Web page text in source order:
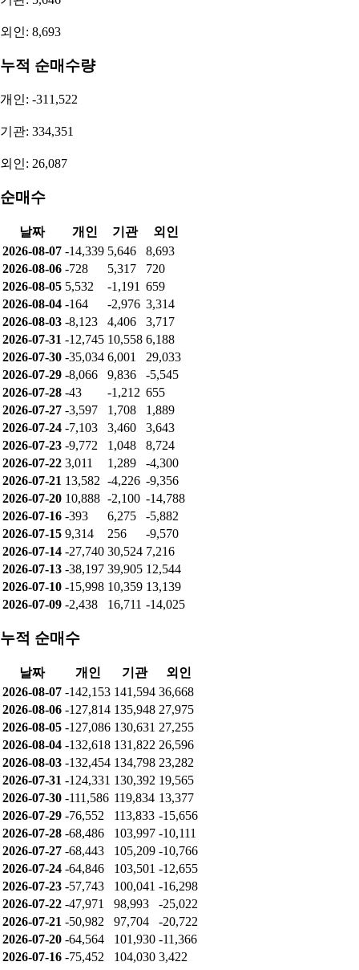
2025
연간 (YoY)
2024
연간 (YoY)
2023
연간 (YoY)
2022
연간 (YoY)
2025.4Q 분기 (QoQ)
2025.3Q 분기 (QoQ)
순매수량
개인: -14,339
기관: 5,646
외인: 8,693
누적 순매수량
개인: -311,522
기관: 334,351
외인: 26,087
순매수
날짜 개인 기관
외인
2026-08-07 -14,339 5,646
8,693
2026-08-06 -728 5,317
720
2026-08-05 5,532 -1,191 659
2026-08-03 -8,123
2026-07-30
-35,034 6,001
29,033
2026-07-29 -8,066 9,836
-5,545
2026-07-28 -43 -1,212 655
2026-07-27 -3,597 1,708
1,889
2026-07-24 -7,103 3,460
3,643
2026-07-23 -9,772 1,048
8,724
2026-07-22 3,011 1,289
-4,300
2026-07-21 13,582 -4,226 -9,356
2026-07-20 10,888 -2,100 -14,788
2026-07-16 -393 6,275
-5,882
2026-07-15 9,314 256
-9,570
2026-07-14 -27,740 30,524 7,216
2026-07-13 -38,197 39,905 12,544
2026-07-10 -15,998 10,359 13,139
2026-07-09 -2,438 16,711 -14,025
누적 순매수